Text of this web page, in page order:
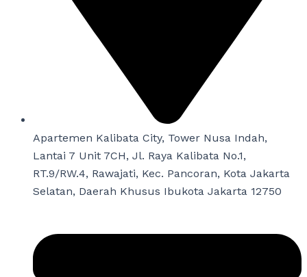
Apartemen Kalibata City, Tower Nusa Indah,
Lantai 7 Unit 7CH, Jl. Raya Kalibata No.1,
RT.9/RW.4, Rawajati, Kec. Pancoran, Kota Jakarta
Selatan, Daerah Khusus Ibukota Jakarta 12750